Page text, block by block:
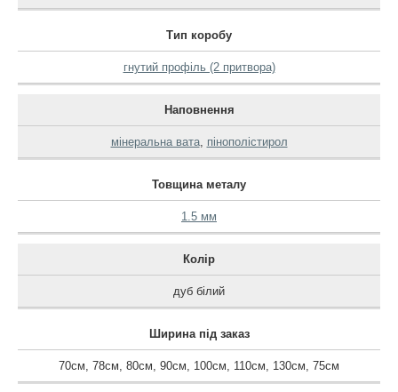
Тип коробу
гнутий профіль (2 притвора)
Наповнення
мінеральна вата, пінополістирол
Товщина металу
1.5 мм
Колір
дуб білий
Ширина під заказ
70см, 78см, 80см, 90см, 100см, 110см, 130см, 75см